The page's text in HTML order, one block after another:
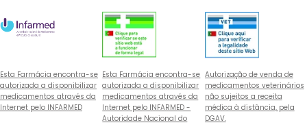
Esta Farmácia encontra-se
autorizada a disponibilizar
medicamentos através da
Internet pelo INFARMED
Esta Farmácia encontra-se
autorizada a disponibilizar
medicamentos através da
Internet pelo INFARMED -
Autoridade Nacional do
Autorização de venda de
medicamentos veterinários
não sujeitos a receita
médica à distância, pela
DGAV.